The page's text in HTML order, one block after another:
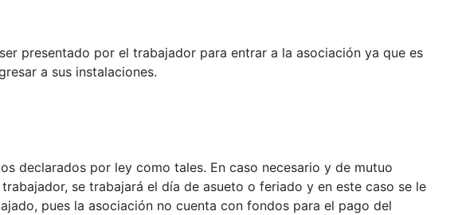
presentado por el trabajador para entrar a la asociación ya que es
a sus instalaciones.
declarados por ley como tales. En caso necesario y de mutuo
se trabajará el día de asueto o feriado y en este caso se le
pues la asociación no cuenta con fondos para el pago del